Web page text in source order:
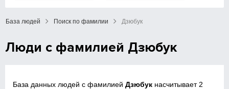
База людей Поиск по фамилии Дзюбук
Люди с фамилией Дзюбук
База данных людей с фамилиейДзюбук насчитывает 2